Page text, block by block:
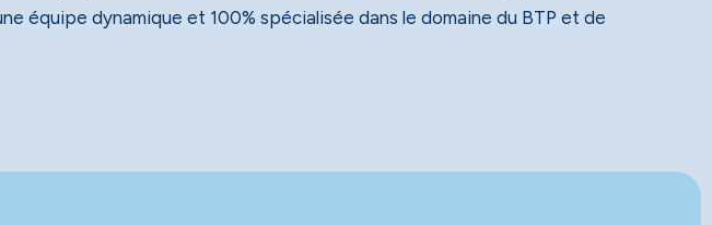
équipe dynamique et 100% spécialisée dans le domaine du BTP et de